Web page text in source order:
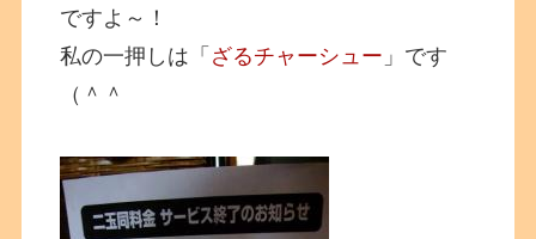
ですよ～！
私の一押しは「 ざるチャーシュー 」です
（＾＾